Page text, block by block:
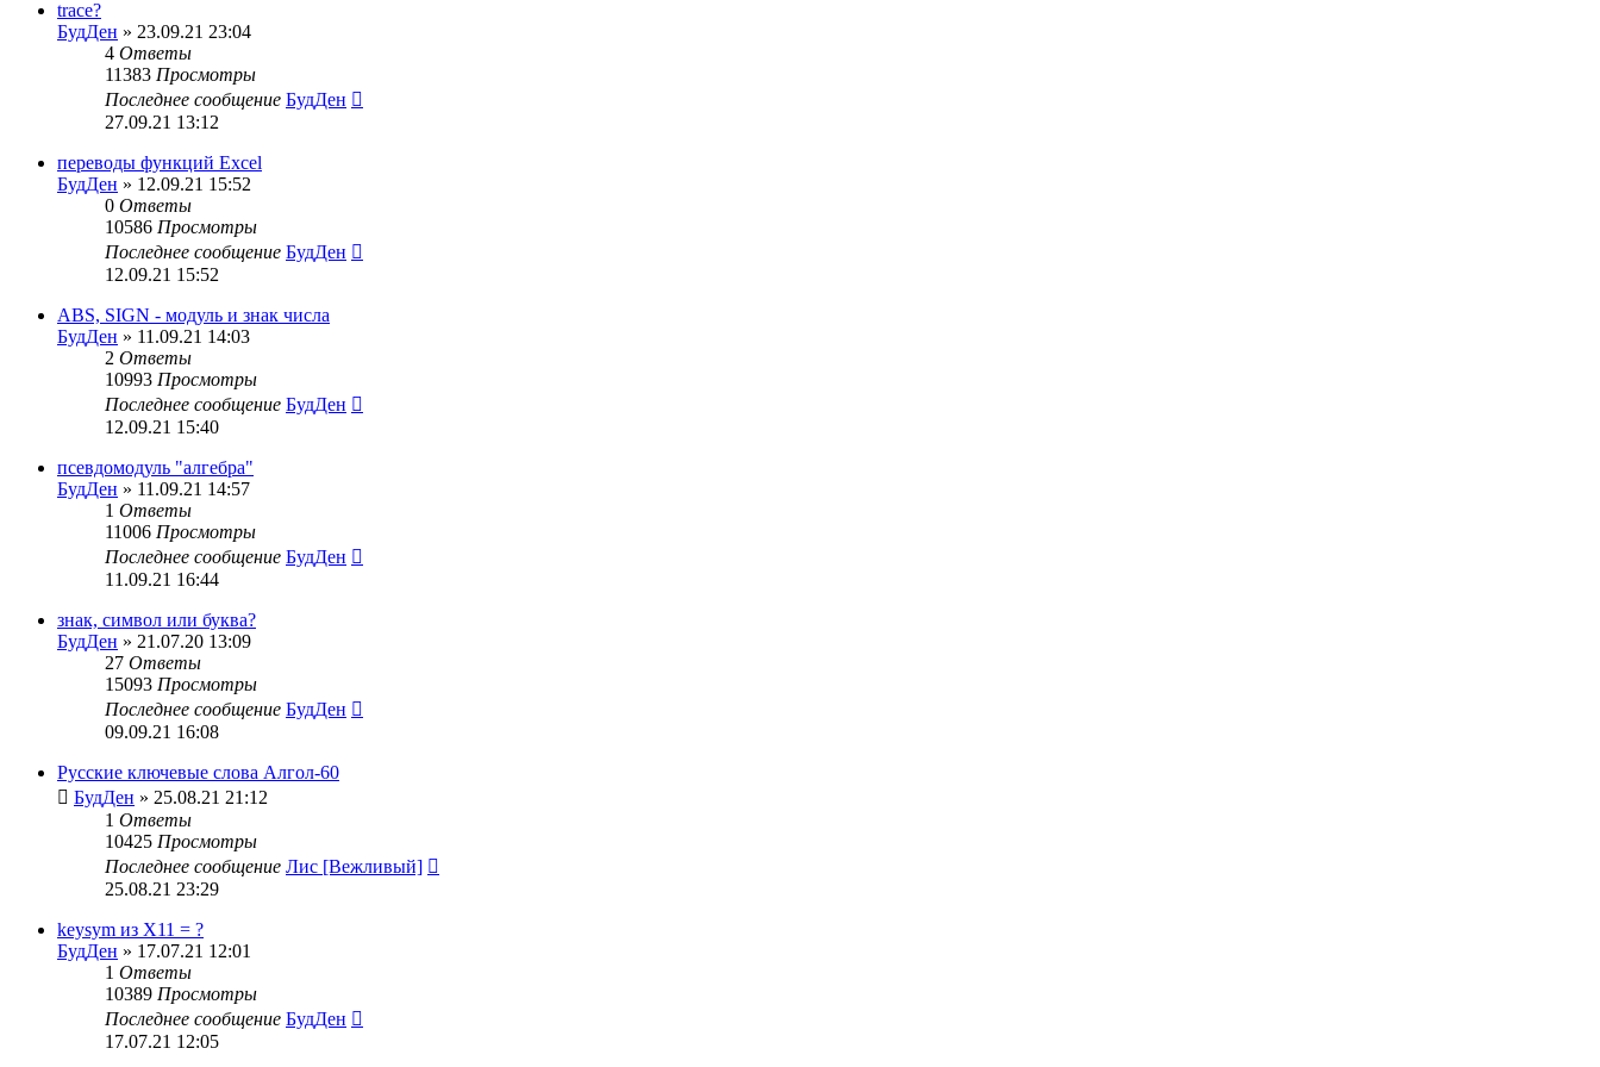
trace?
БудДен » 23.09.21 23:04
4 Ответы
11383 Просмотры
Последнее сообщение БудДен
27.09.21 13:12
переводы функций Excel
БудДен » 12.09.21 15:52
0 Ответы
10586 Просмотры
Последнее сообщение БудДен
12.09.21 15:52
ABS, SIGN - модуль и знак числа
БудДен » 11.09.21 14:03
2 Ответы
10993 Просмотры
Последнее сообщение БудДен
12.09.21 15:40
псевдомодуль "алгебра"
БудДен » 11.09.21 14:57
1 Ответы
11006 Просмотры
Последнее сообщение БудДен
11.09.21 16:44
знак, символ или буква?
БудДен » 21.07.20 13:09
27 Ответы
15093 Просмотры
Последнее сообщение БудДен
09.09.21 16:08
Русские ключевые слова Алгол-60
БудДен » 25.08.21 21:12
1 Ответы
10425 Просмотры
Последнее сообщение Лис [Вежливый]
25.08.21 23:29
keysym из X11 = ?
БудДен » 17.07.21 12:01
1 Ответы
10389 Просмотры
Последнее сообщение БудДен
17.07.21 12:05